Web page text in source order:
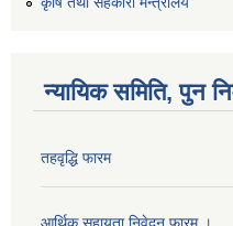
न्यायिक समिति, पुन
तहवृद्धि फारम